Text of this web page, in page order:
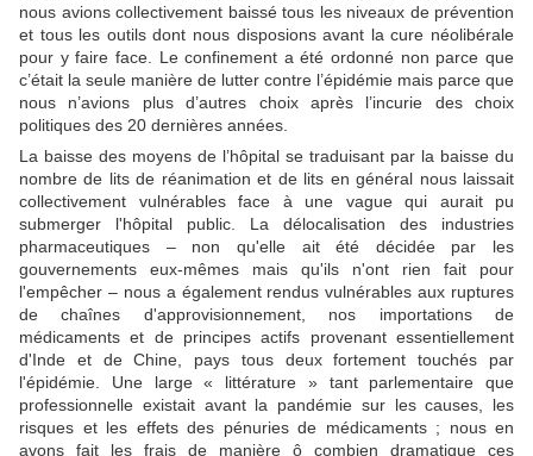
nous avions collectivement baissé tous les niveaux de prévention
et tous les outils dont nous disposions avant la cure néolibérale
pour y faire face. Le confinement a été ordonné non parce que
c’était la seule manière de lutter contre l’épidémie mais parce que
nous n’avions plus d’autres choix après l’incurie des choix
politiques des 20 dernières années.
La baisse des moyens de l’hôpital se traduisant par la baisse du
nombre de lits de réanimation et de lits en général nous laissait
collectivement vulnérables face à une vague qui aurait pu
submerger l'hôpital public. La délocalisation des industries
pharmaceutiques – non qu'elle ait été décidée par les
gouvernements eux-mêmes mais qu'ils n'ont rien fait pour
l'empêcher – nous a également rendus vulnérables aux ruptures
de chaînes d'approvisionnement, nos importations de
médicaments et de principes actifs provenant essentiellement
d'Inde et de Chine, pays tous deux fortement touchés par
l'épidémie. Une large « littérature » tant parlementaire que
professionnelle existait avant la pandémie sur les causes, les
risques et les effets des pénuries de médicaments ; nous en
avons fait les frais de manière ô combien dramatique ces